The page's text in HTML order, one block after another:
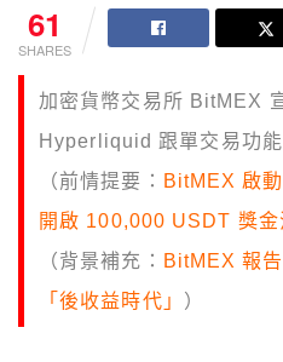
61
SHARES
加密貨幣交易所 BitMEX
Hyperliquid 跟單交易功能
（前情提要： BitMEX 啟
開啟 100,000 USDT 獎金
（背景補充： BitMEX 報
「後收益時代」 ）